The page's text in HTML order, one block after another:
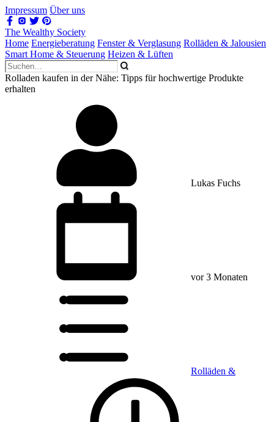
Impressum Über uns
The Wealthy Society
Home Energieberatung Fenster & Verglasung Rolläden & Jalousien
Smart Home & Steuerung Heizen & Lüften
Rolladen kaufen in der Nähe: Tipps für hochwertige Produkte
erhalten
Lukas Fuchs
vor 3 Monaten
Rolläden &